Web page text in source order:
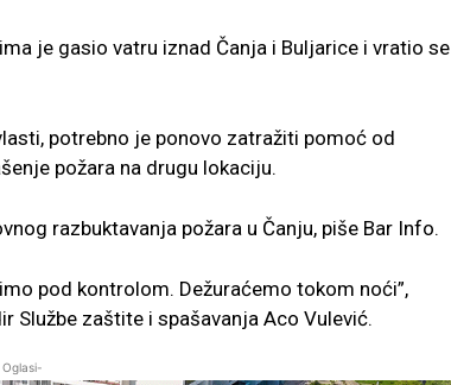
je gasio vatru iznad Čanja i Buljarice i vratio se
potrebno je ponovo zatražiti pomoć od
požara na drugu lokaciju.
razbuktavanja požara u Čanju, piše Bar Info.
pod kontrolom. Dežuraćemo tokom noći”,
Službe zaštite i spašavanja Aco Vulević.